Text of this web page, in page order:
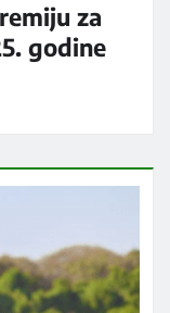
za
godine